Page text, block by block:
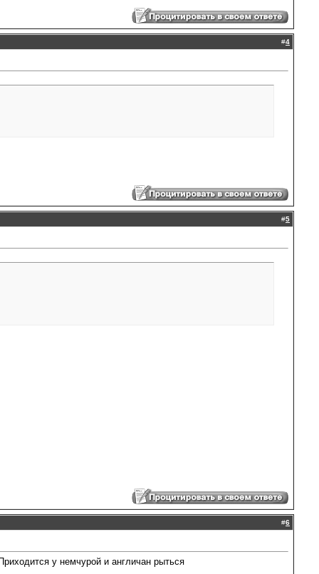
#4
#5
#6
у немчурой и англичан рыться